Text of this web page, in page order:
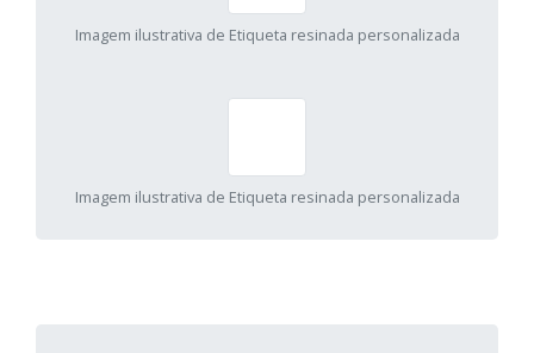
Imagem ilustrativa de Etiqueta resinada personalizada
Imagem ilustrativa de Etiqueta resinada personalizada